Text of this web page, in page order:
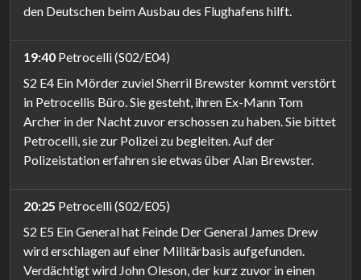
den Deutschen beim Ausbau des Flughafens hilft.
19:40 Petrocelli (S02/E04)
S2 E4 Ein Mörder zuviel Sherril Brewster kommt verstört
in Petrocellis Büro. Sie gesteht, ihren Ex-Mann Tom
Archer in der Nacht zuvor erschossen zu haben. Sie bittet
Petrocelli, sie zur Polizei zu begleiten. Auf der
Polizeistation erfahren sie etwas über Alan Brewster.
20:25 Petrocelli (S02/E05)
S2 E5 Ein General hat Feinde Der General James Drew
wird erschlagen auf einer Militärbasis aufgefunden.
Verdächtigt wird John Oleson, der kurz zuvor in einen